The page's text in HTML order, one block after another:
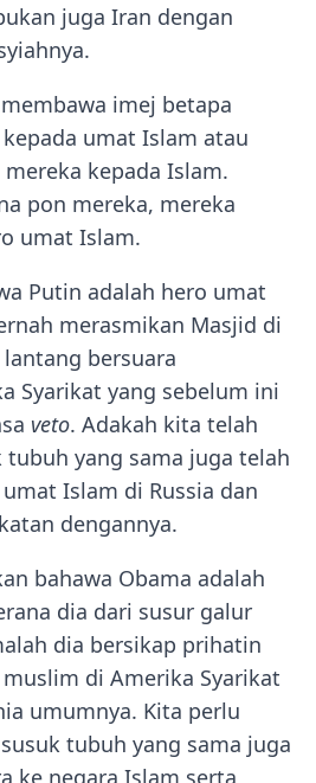
juga Iran dengan
imej betapa
umat Islam atau
kepada Islam.
pon mereka, mereka
umat Islam.
Putin adalah hero umat
merasmikan Masjid di
bersuara
Syarikat yang sebelum ini
veto. Adakah kita telah
tubuh yang sama juga telah
Islam di Russia dan
dengannya.
bahawa Obama adalah
dia dari susur galur
dia bersikap prihatin
di Amerika Syarikat
umumnya. Kita perlu
tubuh yang sama juga
ke negara Islam serta